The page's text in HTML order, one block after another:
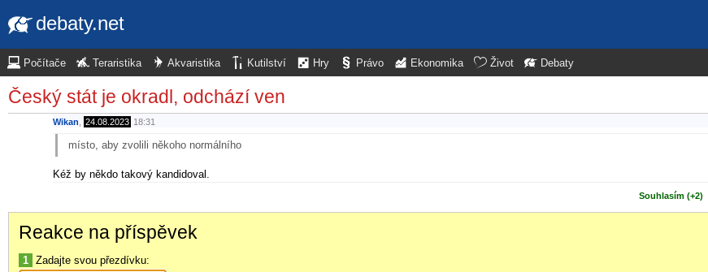
debaty.net
Počítače Teraristika Akvaristika Kutilství Hry Právo Ekonomika Život Debaty
Český stát je okradl, odchází ven
Wikan 24.08.2023 18:31
místo, aby zvolili někoho normálního
Kéž by někdo takový kandidoval.
Souhlasím (+2)
Reakce na příspěvek
1 Zadajte svou přezdívku: